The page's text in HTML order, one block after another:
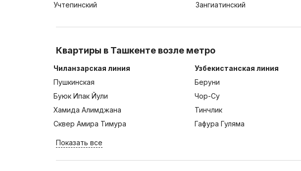
Учтепинский
Зангиатинский
Квартиры в Ташкенте возле метро
Чиланзарская линия
Пушкинская
Буюк Ипак Йули
Хамида Алимджана
Сквер Амира Тимура
Узбекистанская линия
Беруни
Чор-Су
Тинчлик
Гафура Гуляма
Показать все